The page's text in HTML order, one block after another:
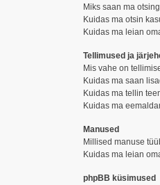
Miks saan ma
Kuidas ma otsin
Kuidas ma leian
Tellimused ja
Mis vahe on
Kuidas ma saan
Kuidas ma tellin
Kuidas ma
Manused
Millised manuse
Kuidas ma leian
phpBB küsimused